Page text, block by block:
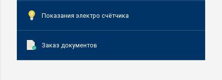
Показания электро счётчика
Заказ документов